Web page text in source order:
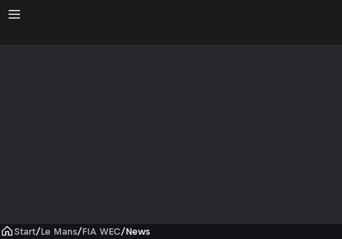
Start/Le Mans/FIA WEC/News